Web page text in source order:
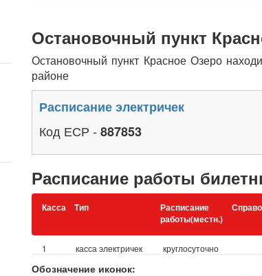
Остановочный пункт
Остановочный пункт Красное Озеро
районе
Расписание электричек
Код ЕСР -887853
Расписание работы
Касса Тип
Расписание
работы(местн.)
1 касса электричек круглосуточно
Обозначение иконок: